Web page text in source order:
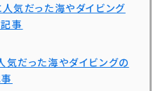
気だった海やダイビング
事
気だった海やダイビングの